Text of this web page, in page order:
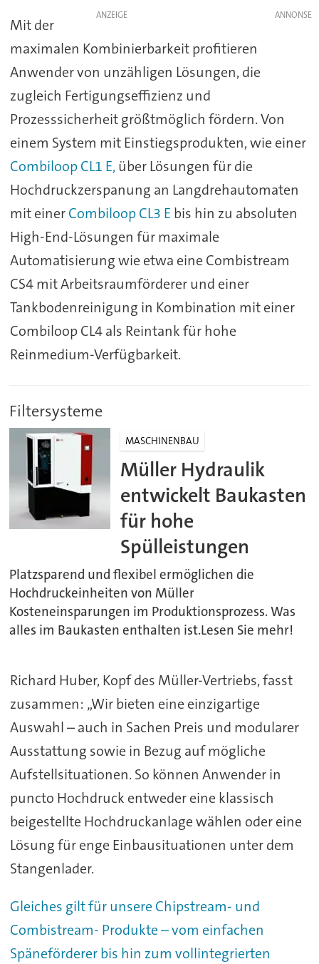
ANZEIGE
Mit der
maximalen Kombinierbarkeit profitieren
Anwender von unzähligen Lösungen, die
zugleich Fertigungseffizienz und
Prozesssicherheit größtmöglich fördern. Von
einem System mit Einstiegsprodukten, wie einer
Combiloop CL1 E,über Lösungen für die
Hochdruckzerspanung an Langdrehautomaten
mit einerCombiloop CL3 E bis hin zu absoluten
High-End-Lösungen für maximale
Automatisierung wie etwa eine Combistream
CS4 mit Arbeitsraumförderer und einer
Tankbodenreinigung in Kombination mit einer
Combiloop CL4 als Reintank für hohe
Reinmedium-Verfügbarkeit.
Filtersysteme
MASCHINENBAU
Müller Hydraulik
entwickelt Baukasten
für hohe
Spülleistungen
Platzsparend und flexibel ermöglichen die
Hochdruckeinheiten von Müller
Kosteneinsparungen im Produktionsprozess. Was
alles im Baukasten enthalten ist.Lesen Sie mehr!
Richard Huber, Kopf des Müller-Vertriebs, fasst
zusammen: „Wir bieten eine einzigartige
Auswahl – auch in Sachen Preis und modularer
Ausstattung sowie in Bezug auf mögliche
Aufstellsituationen. So können Anwender in
puncto Hochdruck entweder eine klassisch
beigestellte Hochdruckanlage wählen oder eine
Lösung für enge Einbausituationen unter dem
Stangenlader.
Gleiches gilt für unsere Chipstream- und
Combistream- Produkte – vom einfachen
Späneförderer bis hin zum vollintegrierten